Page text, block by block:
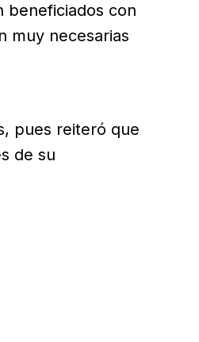
beneficiados con
muy necesarias
pues reiteró que
de su